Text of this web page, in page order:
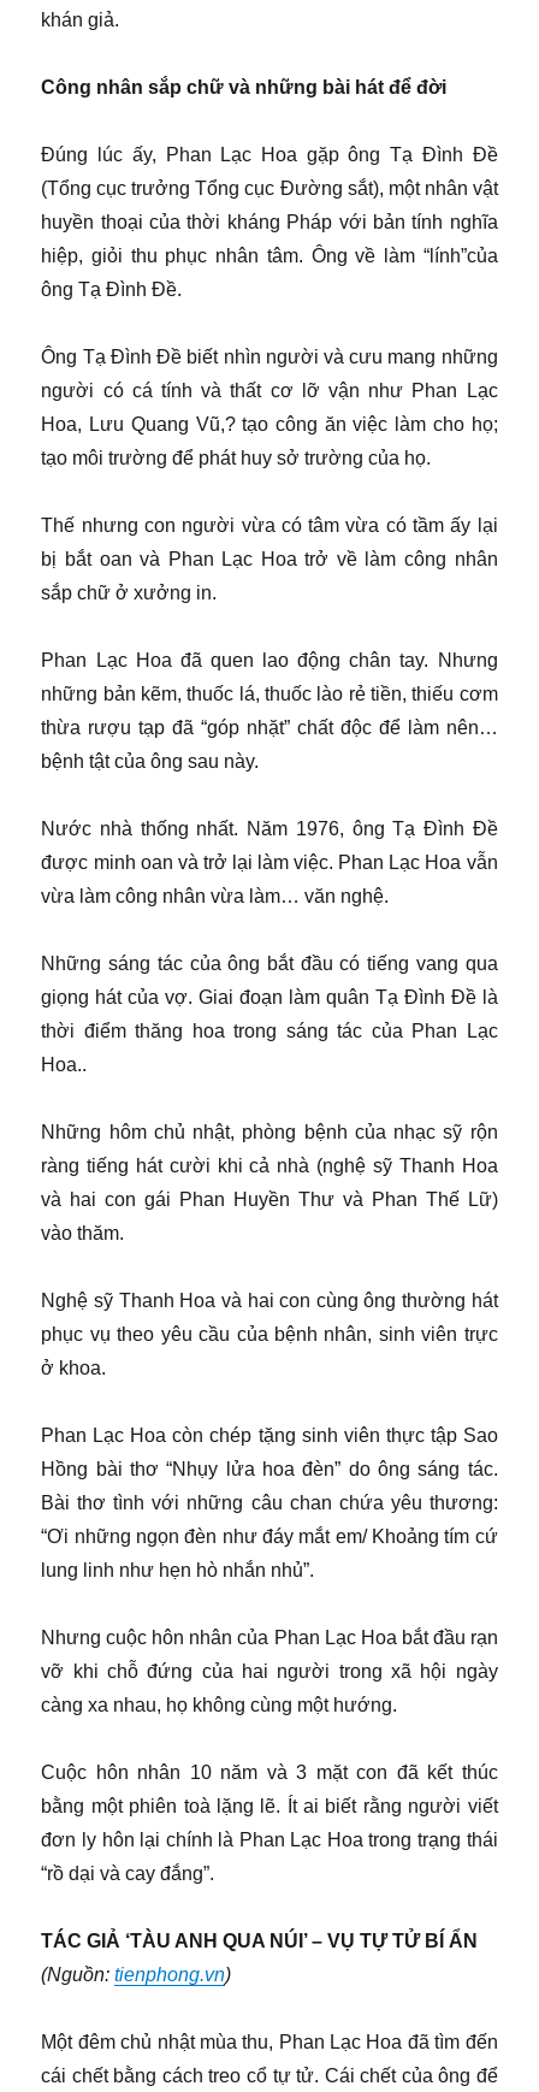
khán giả.
Công nhân sắp chữ và những bài hát để đời
Đúng lúc ấy, Phan Lạc Hoa gặp ông Tạ Đình Đề
(Tổng cục trưởng Tổng cục Đường sắt), một nhân vật
huyền thoại của thời kháng Pháp với bản tính nghĩa
hiệp, giỏi thu phục nhân tâm. Ông về làm “lính”của
ông Tạ Đình Đề.
Ông Tạ Đình Đề biết nhìn người và cưu mang những
người có cá tính và thất cơ lỡ vận như Phan Lạc
Hoa, Lưu Quang Vũ,? tạo công ăn việc làm cho họ;
tạo môi trường để phát huy sở trường của họ.
Thế nhưng con người vừa có tâm vừa có tầm ấy lại
bị bắt oan và Phan Lạc Hoa trở về làm công nhân
sắp chữ ở xưởng in.
Phan Lạc Hoa đã quen lao động chân tay. Nhưng
những bản kẽm, thuốc lá, thuốc lào rẻ tiền, thiếu cơm
thừa rượu tạp đã “góp nhặt” chất độc để làm nên…
bệnh tật của ông sau này.
Nước nhà thống nhất. Năm 1976, ông Tạ Đình Đề
được minh oan và trở lại làm việc. Phan Lạc Hoa vẫn
vừa làm công nhân vừa làm… văn nghệ.
Những sáng tác của ông bắt đầu có tiếng vang qua
giọng hát của vợ. Giai đoạn làm quân Tạ Đình Đề là
thời điểm thăng hoa trong sáng tác của Phan Lạc
Hoa..
Những hôm chủ nhật, phòng bệnh của nhạc sỹ rộn
ràng tiếng hát cười khi cả nhà (nghệ sỹ Thanh Hoa
và hai con gái Phan Huyền Thư và Phan Thế Lữ)
vào thăm.
Nghệ sỹ Thanh Hoa và hai con cùng ông thường hát
phục vụ theo yêu cầu của bệnh nhân, sinh viên trực
ở khoa.
Phan Lạc Hoa còn chép tặng sinh viên thực tập Sao
Hồng bài thơ “Nhụy lửa hoa đèn” do ông sáng tác.
Bài thơ tình với những câu chan chứa yêu thương:
“Ơi những ngọn đèn như đáy mắt em/ Khoảng tím cứ
lung linh như hẹn hò nhắn nhủ”.
Nhưng cuộc hôn nhân của Phan Lạc Hoa bắt đầu rạn
vỡ khi chỗ đứng của hai người trong xã hội ngày
càng xa nhau, họ không cùng một hướng.
Cuộc hôn nhân 10 năm và 3 mặt con đã kết thúc
bằng một phiên toà lặng lẽ. Ít ai biết rằng người viết
đơn ly hôn lại chính là Phan Lạc Hoa trong trạng thái
“rồ dại và cay đắng”.
TÁC GIẢ ‘TÀU ANH QUA NÚI’ – VỤ TỰ TỬ BÍ ẨN
(Nguồn:tienphong.vn)
Một đêm chủ nhật mùa thu, Phan Lạc Hoa đã tìm đến
cái chết bằng cách treo cổ tự tử. Cái chết của ông để